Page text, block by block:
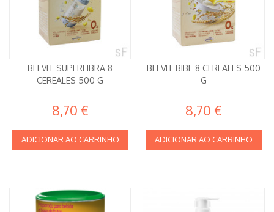
BLEVIT SUPERFIBRA 8
CEREALES 500 G
8,70 €
ADICIONAR AO CARRINHO
BLEVIT BIBE 8 CEREALES 500
G
8,70 €
ADICIONAR AO CARRINHO